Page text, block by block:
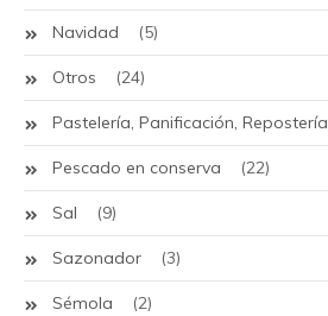
Navidad (5)
Otros (24)
Pastelería, Panificación, Repostería
Pescado en conserva (22)
Sal (9)
Sazonador (3)
Sémola (2)